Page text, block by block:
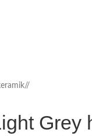
/
Grey